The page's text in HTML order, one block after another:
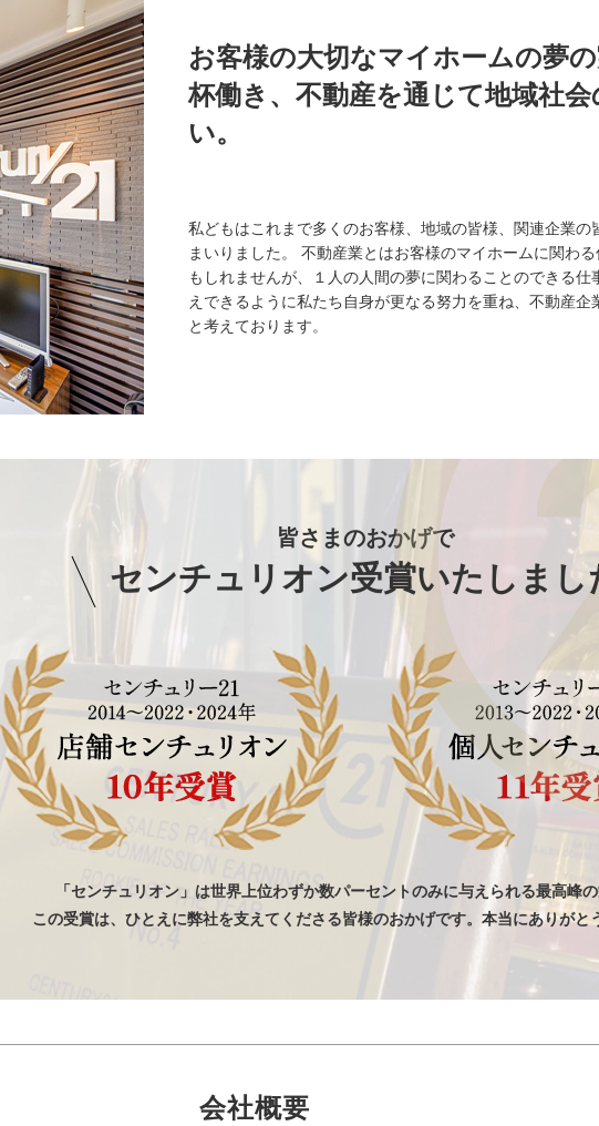
お客様の大切なマイホームの夢
杯働き、不動産を通じて地域社
い。
私どもはこれまで多くのお客様、地域の皆様、関連企業の
まいりました。 不動産業とはお客様のマイホームに関わ
もしれませんが、１人の人間の夢に関わることのできる
えできるように私たち自身が更なる努力を重ね、不動産
と考えております。
皆さまのおかげで
センチュリオン受賞いたしまし
「センチュリオン」は世界上位わずか数パーセントのみに与えられる最高峰の
この受賞は、ひとえに弊社を支えてくださる皆様のおかげです。本当にありがと
会社概要